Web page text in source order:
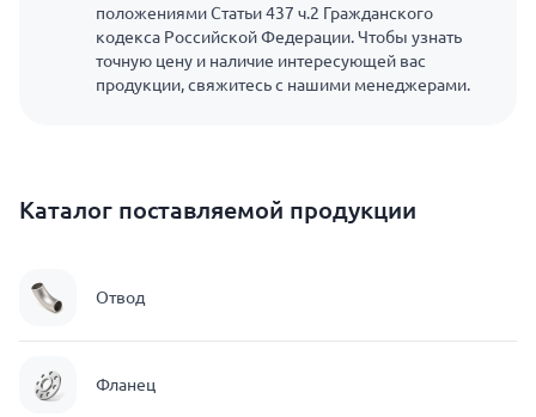
положениями Статьи 437 ч.2 Гражданского
кодекса Российской Федерации. Чтобы узнать
точную цену и наличие интересующей вас
продукции, свяжитесь с нашими менеджерами.
Каталог поставляемой продукции
Отвод
Фланец